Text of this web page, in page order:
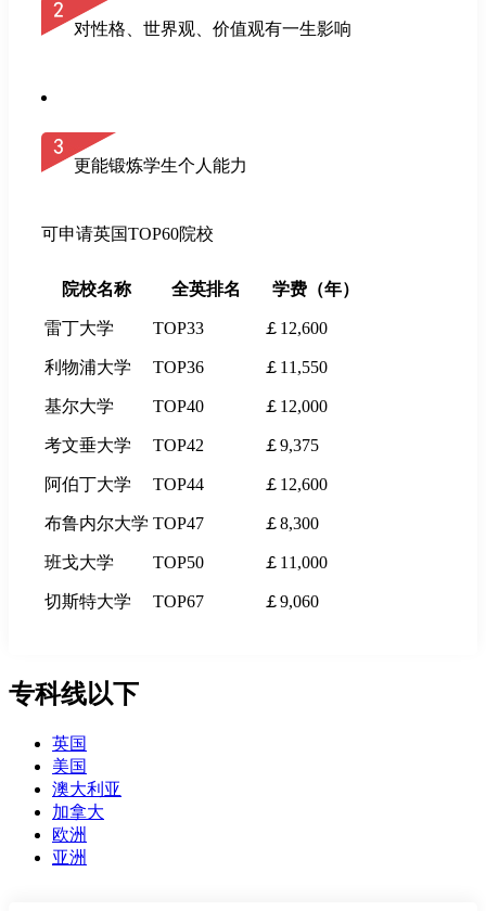
对性格、世界观、价值观有一生影响
更能锻炼学生个人能力
可申请英国TOP60院校
院校名称 全英排名 学费（年）
雷丁大学 TOP33 ￡12,600
利物浦大学 TOP36 ￡11,550
基尔大学 TOP40 ￡12,000
考文垂大学 TOP42 ￡9,375
阿伯丁大学 TOP44 ￡12,600
布鲁内尔大学 TOP47 ￡8,300
班戈大学 TOP50 ￡11,000
切斯特大学 TOP67 ￡9,060
专科线以下
英国
美国
澳大利亚
加拿大
欧洲
亚洲